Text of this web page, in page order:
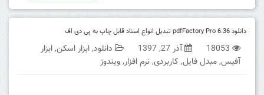
دانلود pdfFactory Pro 6.36 تبدیل انواع اسناد قابل چاپ به پی دی اف
18053 آذر 27, 1397 دانلود,ابزار اسکن,ابزار
آفیس,مبدل فایل, کاربردی,نرم افزار,ویندوز